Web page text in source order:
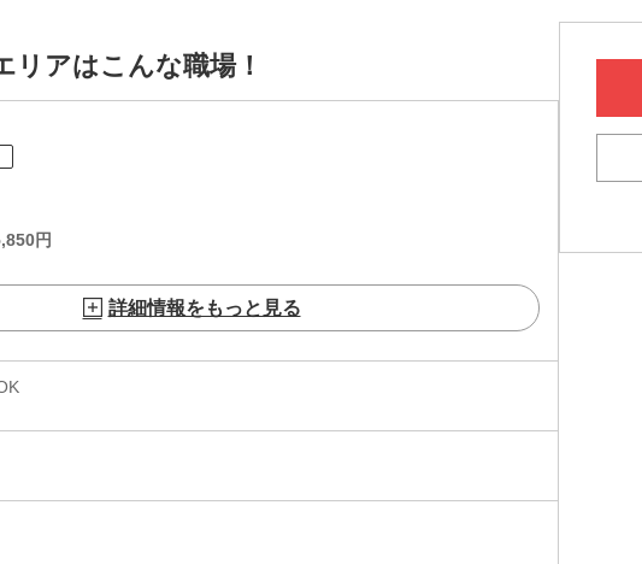
リアはこんな職場！
円
詳細情報をもっと見る